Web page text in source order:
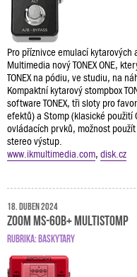
Pro příznivce emulací
Multimedia nový TONEX ONE,
TONEX na pódiu, ve studiu, na
Kompaktní kytarový stompbox
software TONEX, tři sloty pro
efektů) a Stomp (klasické
ovládacích prvků, možnost
stereo výstup.
www.ikmultimedia.com, disk.cz
18. duben 2024
Zoom MS-60B+ MultiStomp
RUBRIKA:BASKYTARY